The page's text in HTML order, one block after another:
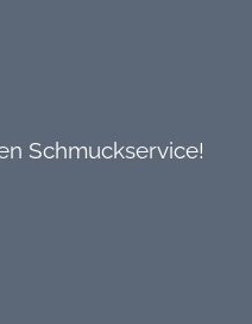
Schmuckservice!